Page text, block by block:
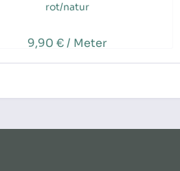
rot/natur
9,90 € / Meter